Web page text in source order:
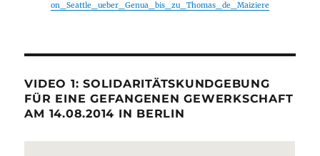
on_Seattle_ueber_Genua_bis_zu_Thomas_de_Maiziere
VIDEO 1: SOLIDARITÄTSKUNDGEBUNG
FÜR EINE GEFANGENEN GEWERKSCHAFT
AM 14.08.2014 IN BERLIN